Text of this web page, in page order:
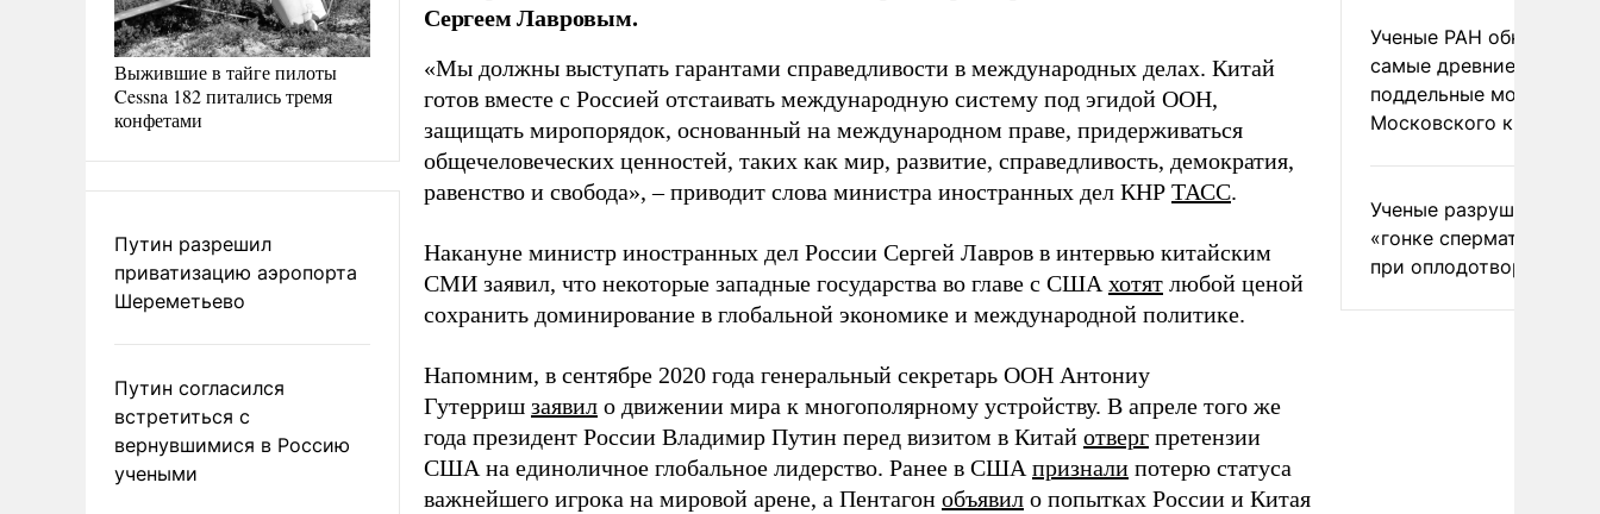
Выжившие в тайге пилоты
Cessna 182 питались тремя
конфетами
Путин разрешил
приватизацию аэропорта
Шереметьево
Путин согласился
встретиться с
вернувшимися в Россию
учеными
Сергеем Лавровым.
«Мы должны выступать гарантами справедливости в международных делах. Китай
готов вместе с Россией отстаивать международную систему под эгидой ООН,
защищать миропорядок, основанный на международном праве, придерживаться
общечеловеческих ценностей, таких как мир, развитие, справедливость, демократия,
равенство и свобода», – приводит слова министра иностранных дел КНР ТАСС.
Накануне министр иностранных дел России Сергей Лавров в интервью китайским
СМИ заявил, что некоторые западные государства во главе с СШАхотят любой ценой
сохранить доминирование в глобальной экономике и международной политике.
Напомним, в сентябре 2020 года генеральный секретарь ООН Антониу
Гутерриш заявил о движении мира к многополярному устройству. В апреле того же
года президент России Владимир Путин перед визитом в Китай отверг претензии
США на единоличное глобальное лидерство. Ранее в СШАпризнали потерю статуса
важнейшего игрока на мировой арене, а Пентагон объявил о попытках России и Китая
Ученые РАН
самые древние
поддельные монеты
Московского
Ученые разрушили миф
«гонке
при оплодотворении